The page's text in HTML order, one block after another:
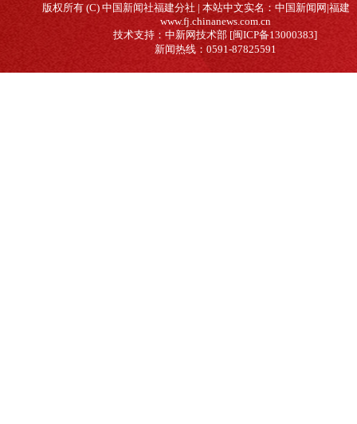
版权所有 (C) 中国新闻社福建分社 | 本站中文实名：中国新闻网|福建
www.fj.chinanews.com.cn
技术支持：中新网技术部 [闽ICP备13000383]
新闻热线：0591-87825591